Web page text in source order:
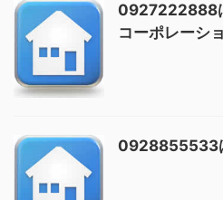
0927222888
コーポレーシ
0928855533